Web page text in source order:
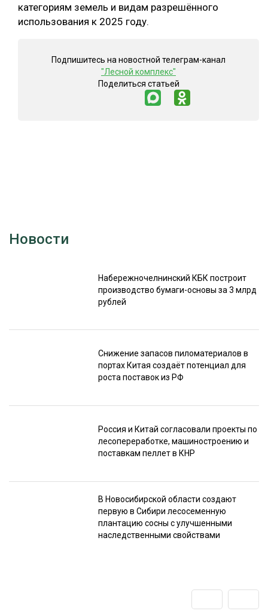
категориям земель и видам разрешённого
использования к 2025 году.
Подпишитесь на новостной телеграм-канал
"Лесной комплекс"
Поделиться статьей
Новости
Набережночелнинский КБК построит
производство бумаги-основы за 3 млрд
рублей
Снижение запасов пиломатериалов в
портах Китая создаёт потенциал для
роста поставок из РФ
Россия и Китай согласовали проекты по
лесопереработке, машиностроению и
поставкам пеллет в КНР
В Новосибирской области создают
первую в Сибири лесосеменную
плантацию сосны с улучшенными
наследственными свойствами